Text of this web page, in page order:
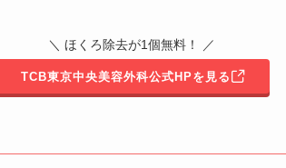
＼ ほくろ除去が1個無料！ ／
TCB東京中央美容外科公式HPを見る